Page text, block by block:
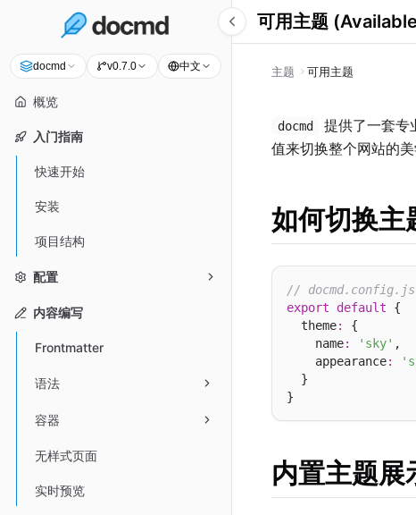
docmd v0.7.0 中文
概览
入门指南
快速开始
安装
项目结构
配置
内容编写
Frontmatter
语法
容器
无样式页面
实时预览
可用主题
主题 可用主题
docmd 提供了一套专
值来切换整个网站的美
如何切换主
// docmd.config.js
export
default {
  theme
:
{
    name
: 'sky' ,
    appearance
:
  }
内置主题展